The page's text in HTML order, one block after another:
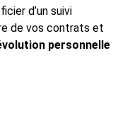
d’un suivi
de vos contrats et
personnelle